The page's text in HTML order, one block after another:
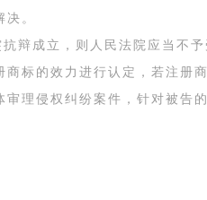
。
辩成立，则人民法院应当不
标的效力进行认定，若注册
理侵权纠纷案件，针对被告